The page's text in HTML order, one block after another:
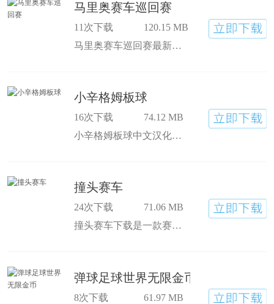
马里奥赛车巡回赛
11次下载
120.15 MB
马里奥赛车巡回赛最新版下载是任天堂出品的一种赛车手游。玩家现在可以在移动端感受到刺激的赛车体验。在马里奥卡丁车巡回赛中与世界各地的玩家在同一个屏幕上竞争，在阶梯上
小辛格姆板球
16次下载
74.12 MB
小辛格姆板球中文汉化下载是一款非常经典有趣的以棒球为主题的动作休闲游戏。画风是漫画风格创造的，很好玩。小辛格姆板球游戏下载 在游戏中，玩家会控制角色飞小球，不断
撞头赛车
24次下载
71.06 MB
撞头赛车下载是一款赛车相互碰撞的竞技手机游戏，采用经典的像素风格、粒状的场景地图和丰富多彩的效果，撞头赛车无限车破解内购下载 营造激情的游戏氛围，挑战大师，征服一
弹球足球世界无限金币
8次下载
61.97 MB